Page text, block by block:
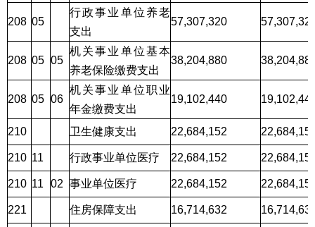
208 05
行政事业单位养老
支出
57,307,320
208 05 05
机关事业单位基本
养老保险缴费支出
38,204,880
208 05 06
机关事业单位职业
年金缴费支出
19,102,440
210 卫生健康支出 22,684,152
210 11 行政事业单位医疗 22,684,152
210 11 02 事业单位医疗 22,684,152
221 住房保障支出 16,714,632